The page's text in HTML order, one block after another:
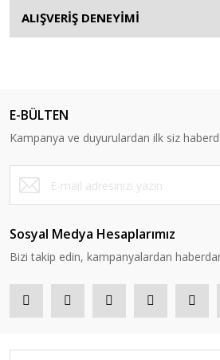
ALIŞVERİŞ DENEYİMİ
E-BÜLTEN
Kampanya ve duyurulardan ilk siz
Sosyal Medya Hesaplarımız
Bizi takip edin, kampanyalardan